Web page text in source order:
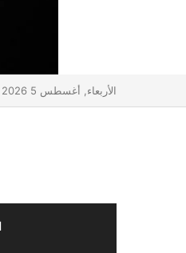
الأربعاء, أغسطس 5 2026